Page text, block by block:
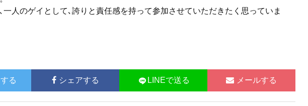
一人のゲイとして､ 誇りと責任感を持って参加させていただきたく思っていま
る シェアする LINEで送る メールする